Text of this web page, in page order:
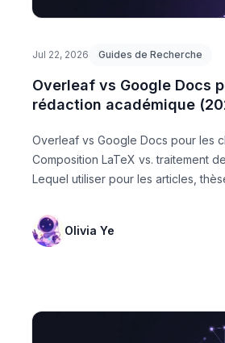
Jul 22, 2026 Guides de Recherche
Overleaf vs Google Docs
rédaction académique
Overleaf vs Google Docs pour les
Composition LaTeX vs. traitement
Lequel utiliser pour les articles,
Olivia Ye